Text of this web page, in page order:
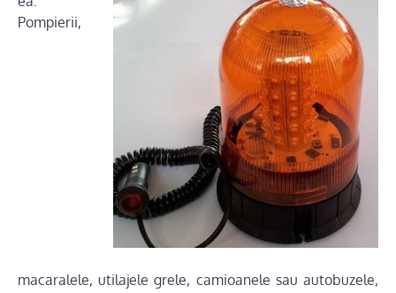
Pompierii,
macaralele, utilajele grele, camioanele sau autobuzele,